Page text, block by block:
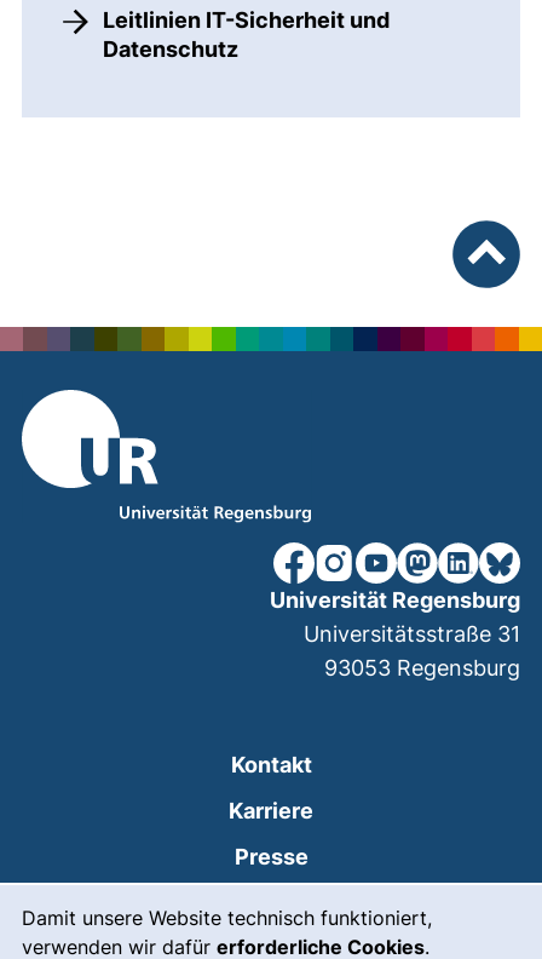
Damit unsere Website technisch funktioniert,
verwenden wir dafür erforderliche Cookies.
Leitlinien IT-Sicherheit und
Datenschutz
unsere Facebook-Seite
unsere Instagram-
unsere YouTube-
unsereunsere
Kontakt
Karriere
Presse
Leichte Sprache
Universität Regensburg
Universitätsstraße 31
93053 Regensburg